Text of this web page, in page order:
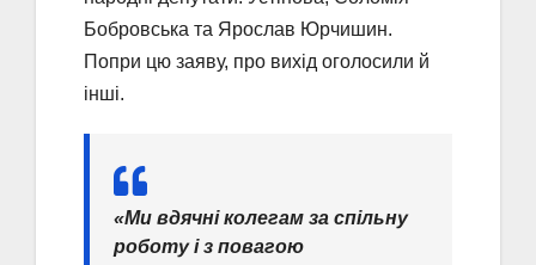
Бобровська та Ярослав Юрчишин.
Попри цю заяву, про вихід оголосили й
інші.
«Ми вдячні колегам за спільну
роботу і з повагою